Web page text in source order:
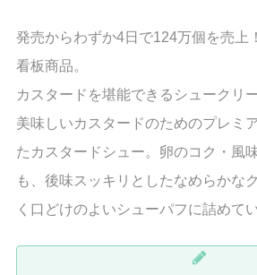
発売からわずか4日で124万個を売上
看板商品。
カスタードを堪能できるシュークリー
美味しいカスタードのためのプレミ
たカスタードシュー。卵のコク・風
も、後味スッキリとしたなめらかな
く口どけのよいシューパフに詰めてい